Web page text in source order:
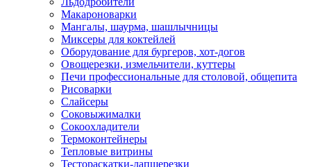
Макароноварки
Мангалы, шаурма, шашлычницы
Миксеры для коктейлей
Оборудование для бургеров, хот-догов
Овощерезки, измельчители, куттеры
Печи профессиональные для столовой, общепита
Рисоварки
Слайсеры
Соковыжималки
Сокоохладители
Термоконтейнеры
Тепловые витрины
Тестораскатки-лапшерезки